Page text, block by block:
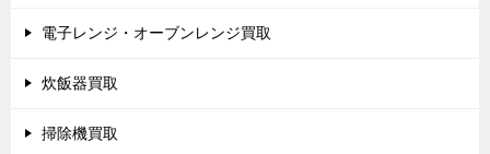
電子レンジ・オーブンレンジ買取
炊飯器買取
掃除機買取